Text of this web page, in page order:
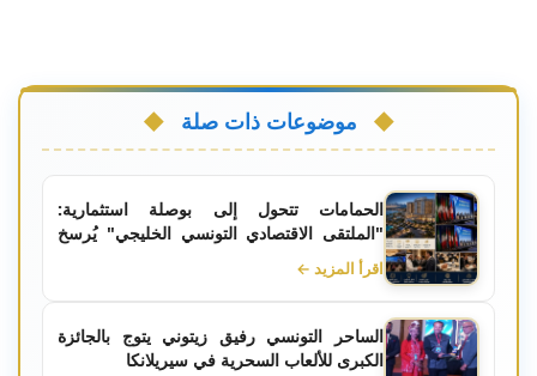
موضوعات ذات صلة
الحمامات تتحول إلى بوصلة استثمارية:
"الملتقى الاقتصادي التونسي الخليجي" يُرسخ
الشراكات ويُؤمّن الاستثمارات العابرة للحدود
اقرأ المزيد ←
الساحر التونسي رفيق زيتوني يتوج بالجائزة
الكبرى للألعاب السحرية في سيريلانكا